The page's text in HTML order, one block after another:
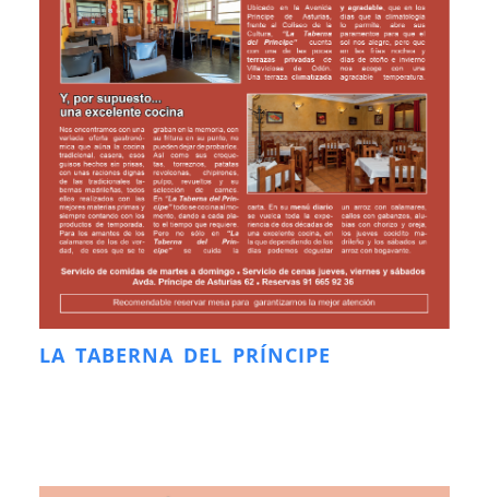
LA TABERNA DEL PRÍNCIPE